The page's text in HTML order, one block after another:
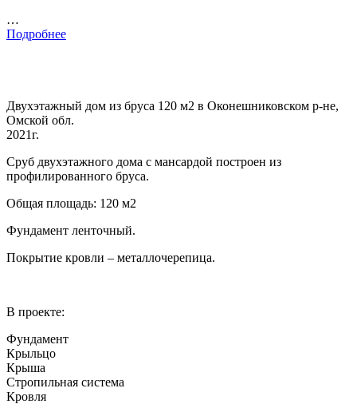
…
Подробнее
Двухэтажный дом из бруса 120 м2 в Оконешниковском р-не,
Омской обл.
2021г.
Сруб двухэтажного дома с мансардой построен из
профилированного бруса.
Общая площадь: 120 м2
Фундамент ленточный.
Покрытие кровли – металлочерепица.
В проекте:
Фундамент
Крыльцо
Крыша
Стропильная система
Кровля